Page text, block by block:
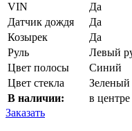
VIN
Да
Датчик дождя
Да
Козырек
Да
Руль
Левый
Цвет полосы
Синий
Цвет стекла
Зеленый
В наличии:
в
Заказать